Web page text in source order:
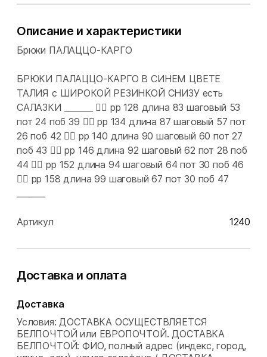
Описание и характеристики
Брюки ПАЛАЦЦО-КАРГО
БРЮКИ ПАЛАЦЦО-КАРГО В СИНЕМ ЦВЕТЕ
ТАЛИЯ с ШИРОКОЙ РЕЗИНКОЙ СНИЗУ есть
САЛАЗКИ _______ 👉🏻 рр 128 длина 83 шаговый 53
пот 24 поб 39 👉🏻 рр 134 длина 87 шаговый 57 пот
26 поб 42 👉🏻 рр 140 длина 90 шаговый 60 пот 27
поб 43 👉🏻 рр 146 длина 92 шаговый 62 пот 28 поб
44 👉🏻 рр 152 длина 94 шаговый 64 пот 30 поб 46
👉🏻 рр 158 длина 99 шаговый 67 пот 30 поб 47
Артикул 1240
Доставка и оплата
Доставка
Условия: ДОСТАВКА ОСУЩЕСТВЛЯЕТСЯ
БЕЛПОЧТОЙ или ЕВРОПОЧТОЙ. ДОСТАВКА
БЕЛПОЧТОЙ: ФИО, полный адрес (индекс, город,